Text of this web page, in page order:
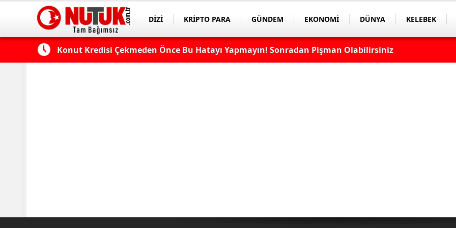
DİZİ KRİPTO PARA GÜNDEM EKONOMİ DÜNYA KELEBEK
Edilmeli? Konut Kredisi Çekmeden Önce Bu Hatayı Yapmayın! Sonradan Pişman Olabilirsiniz